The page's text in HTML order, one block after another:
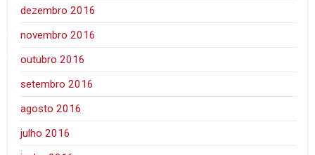
dezembro 2016
novembro 2016
outubro 2016
setembro 2016
agosto 2016
julho 2016